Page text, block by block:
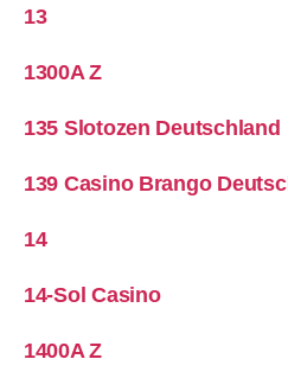
13
1300A Z
135 Slotozen Deutschland
139 Casino Brango
14
14-Sol Casino
1400A Z